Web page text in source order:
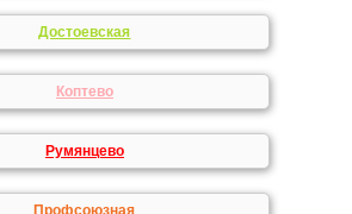
Достоевская
Коптево
Румянцево
Профсоюзная